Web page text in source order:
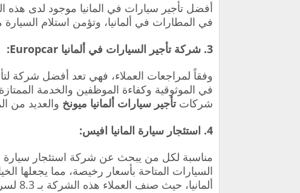
أفضل تأجير سيارات في المانيا موجود لدى هذه
في المطارات في ألمانيا، وتؤمن استلام
3. شركة تأجير السيارات في ألمانيا Europcar:
في الموثوقية وكفاءة الموظفين والخدمة
شركاتتأجير سيارات ألمانيا ميونخ والعديد من
4. استئجار سيارة المانيا افيس:
مناسبة لكل من يبحث عن شركة استئجار سيارة
السيارات المتاحة بأسعار رخيصة، مما يجعلها
ألمانيا، حيث صنف العملاء هذه الشركة بـ 8.3 لسرعة التسليم ونظافة المركبات.